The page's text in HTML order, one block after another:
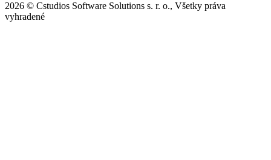
2026 © Cstudios Software Solutions s. r. o., Všetky práva
vyhradené